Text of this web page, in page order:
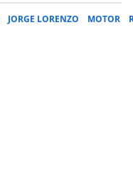
JORGE LORENZO MOTOR